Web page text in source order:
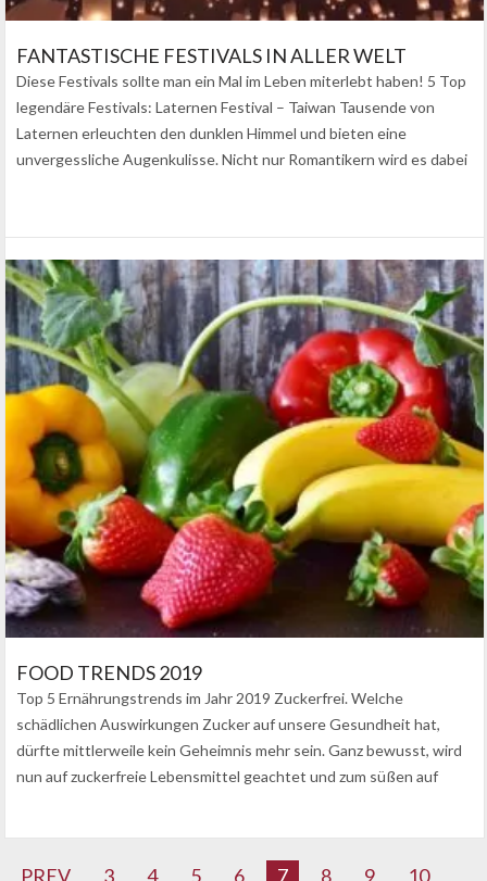
FANTASTISCHE FESTIVALS IN ALLER WELT
Diese Festivals sollte man ein Mal im Leben miterlebt haben! 5 Top
legendäre Festivals: Laternen Festival – Taiwan Tausende von
Laternen erleuchten den dunklen Himmel und bieten eine
unvergessliche Augenkulisse. Nicht nur Romantikern wird es dabei
FOOD TRENDS 2019
Top 5 Ernährungstrends im Jahr 2019 Zuckerfrei. Welche
schädlichen Auswirkungen Zucker auf unsere Gesundheit hat,
dürfte mittlerweile kein Geheimnis mehr sein. Ganz bewusst, wird
nun auf zuckerfreie Lebensmittel geachtet und zum süßen auf
PREV 3 4 5 6 7 8 9
10